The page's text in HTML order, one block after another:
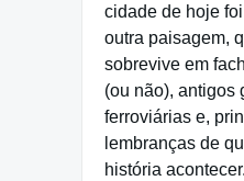
cidade de hoje
outra paisagem,
sobrevive em
(ou não), antigos
ferroviárias e,
lembranças de
história acontecer.